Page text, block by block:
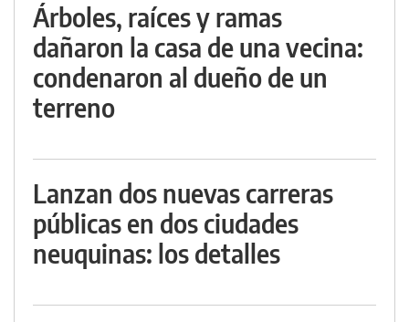
Árboles, raíces y ramas
dañaron la casa de una vecina:
condenaron al dueño de un
terreno
Lanzan dos nuevas carreras
públicas en dos ciudades
neuquinas: los detalles